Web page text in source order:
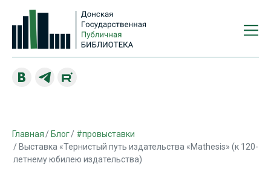
Главная Блог
#провыставки
Выставка «Тернистый путь издательства «Mathesis» (к 120-
летнему юбилею издательства)